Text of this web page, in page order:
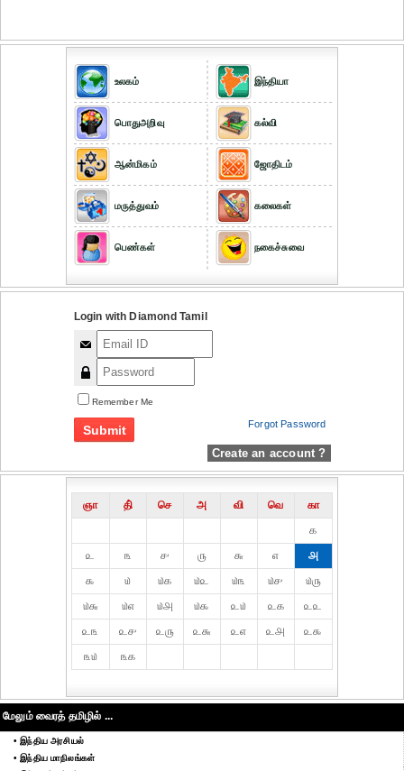
உலகம்
பொதுஅறிவு
ஆன்மிகம்
மருத்துவம்
பெண்கள்
இந்தியா
கல்வி
ஜோதிடம்
கலைகள்
நகைச்சுவை
Login with Diamond Tamil
Remember Me
Forgot Password
Create an account ?
ஞா தி் செ அ வி வெ
கா
௧
௨
௩ ௪ ௫ ௬ ௭
௮
௯
௰ ௰௧ ௰௨ ௰௩ ௰௪
௰௫
௰௬
௰௭ ௰௮ ௰௯ ௨௰ ௨௧
௨௨
௨௩
௨௪ ௨௫ ௨௬ ௨௭ ௨௮
௨௯
௩௰
௩௧
மேலும் வைரத் தமிழில் ...
• இந்திய அரசியல்
• இந்திய மாநிலங்கள்